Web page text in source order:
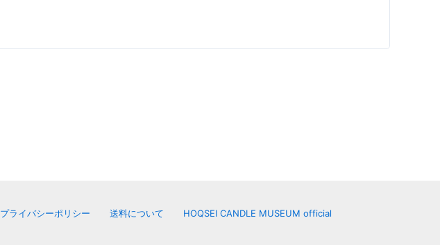
プライバシーポリシー 送料について HOQSEI CANDLE MUSEUM official